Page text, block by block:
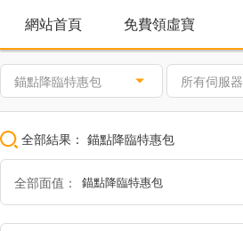
網站首頁 免費領虛寶
錨點降臨特惠包 所有伺服器
全部結果： 錨點降臨特惠包
全部面值： 錨點降臨特惠包